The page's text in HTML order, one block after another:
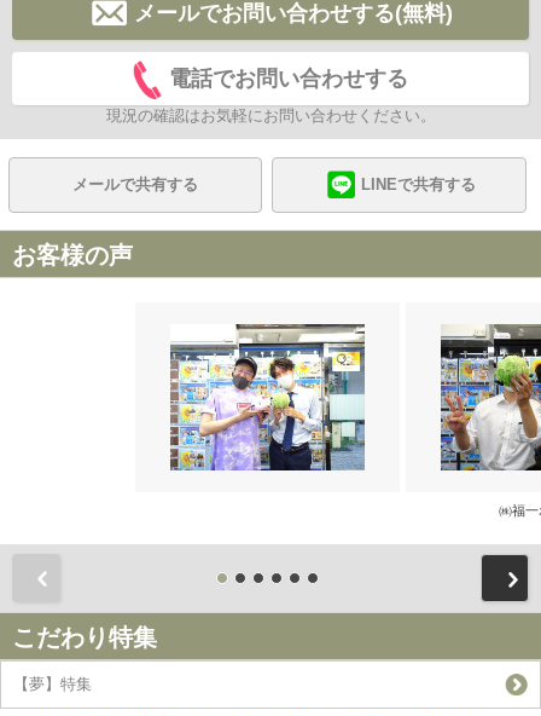
メールでお問い合わせする(無料)
電話でお問い合わせする
現況の確認はお気軽にお問い合わせください。
メールで共有する LINEで共有する
お客様の声
㈱福一
こだわり特集
【夢】特集